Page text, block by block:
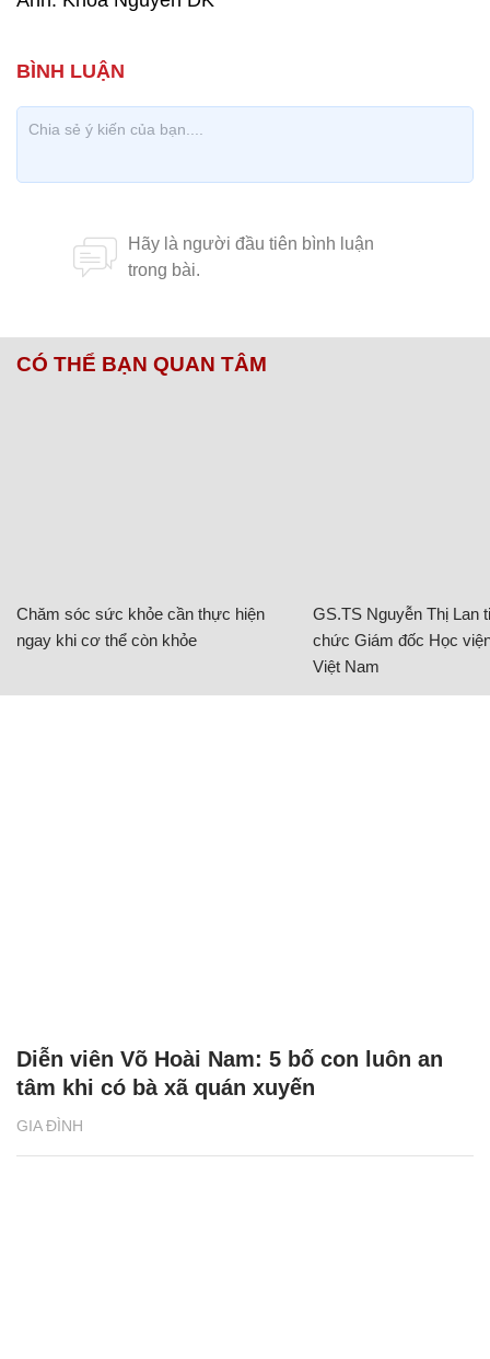
CÓ THỂ BẠN QUAN TÂM
Chăm sóc sức khỏe cần thực hiện
ngay khi cơ thể còn khỏe
GS.TS Nguyễn Thị Lan
chức Giám đốc Học
Việt Nam
GIA ĐÌNH
Diễn viên Võ Hoài Nam: 5 bố con luôn an
tâm khi có bà xã quán xuyến